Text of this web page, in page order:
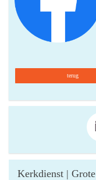
terug
Kerkdienst |